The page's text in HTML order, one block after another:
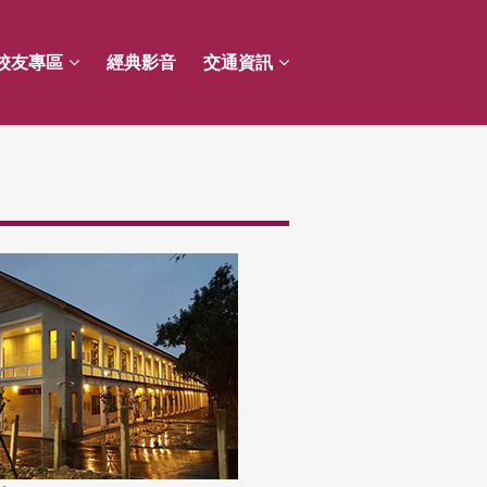
友專區 經典影音 交通資訊